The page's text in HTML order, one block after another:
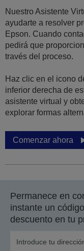
Nuestro Asistente
ayudarte a resolver
Epson. Cuando
pedirá que
través del proceso.
Haz clic en el icono
inferior derecha de
asistente virtual y
explorar formas
Comenzar ahora
Permanece en
instante un
descuento en tu